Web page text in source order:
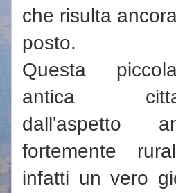
che risulta
posto.
Questa
antica
dall'aspetto
fortemente
infatti un vero